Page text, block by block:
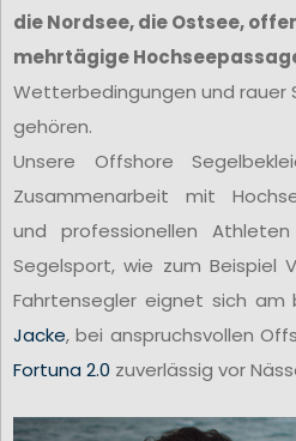
die Nordsee, die Ostsee,
mehrtägige
Wetterbedingungen und rauer
gehören.
Unsere Offshore
Zusammenarbeit mit
und professionellen
Segelsport, wie zum Beispiel
Fahrtensegler eignet sich
Jacke, bei anspruchsvollen
Fortuna 2.0 zuverlässig vor